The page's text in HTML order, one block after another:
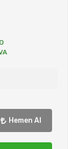
Hemen Al